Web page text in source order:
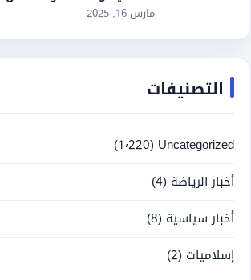
مارس 16, 2025
التصنيفات
Uncategorized (1٬220)
أخبار الرياضة (4)
أخبار سياسية (8)
إسلاميات (2)